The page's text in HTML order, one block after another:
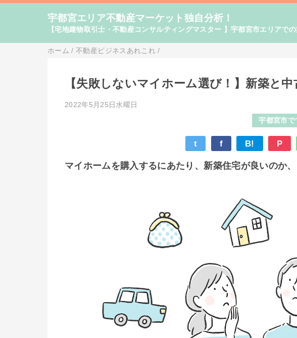
宇都宮エリア不動産マーケット独自分析！
【宅地建物取引士・不動産コンサルティングマスター 】宇都宮市エリアで
ホーム /不動産ビジネスあれこれ /
【失敗しないマイホーム選び！】新築と
2022年5月25日水曜日
宇都宮市で
t f B! P
マイホームを購入するにあたり、新築住宅が良いのか、